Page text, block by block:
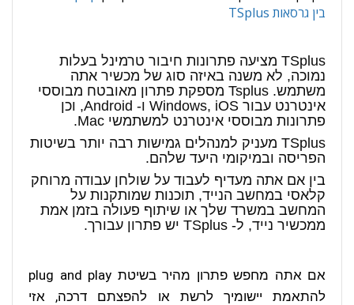
בין גרסאות TSplus
TSplus מציעה פתרונות חיבור טרמינל בעלות
נמוכה, לא משנה באיזה סוג של מכשיר אתה
משתמש. Tsplus מספקת פתרון מאובטח מבוססי
אינטרנט עבור Windows, iOS ו- Android, וכן
פתרונות מבוססי אינטרנט למשתמשי Mac.
TSplus מעניק למנהלים גמישות רבה יותר בשיטות
הפריסה ובמיקומי היעד שלהם.
בין אם אתה מעדיף לעבוד על שולחן עבודה מרוחק
קלאסי במחשב הנייד, תוכנות שמותקנות על
המחשב במשרד שלך או שיתוף פעולה בזמן אמת
ממכשיר נייד, ל- TSplus יש פתרון עבורך.
אם אתה מחפש פתרון מהיר בשיטת plug and play
להתאמת יישומיך לרשת או להפצתם דרכה, אזי